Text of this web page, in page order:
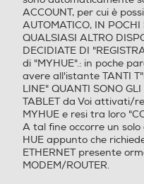
ACCOUNT, per cui è
AUTOMATICO, IN POCHI
QUALSIASI ALTRO
DECIDIATE DI
di "MYHUE".: in poche
avere all'istante TANTI
LINE" QUANTI SONO
TABLET da Voi attivati/
MYHUE e resi tra loro
A tal fine occorre un solo
HUE appunto che
ETHERNET presente
MODEM/ROUTER.